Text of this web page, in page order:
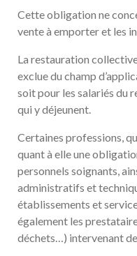
Cette obligation ne
vente à emporter et les
La restauration
exclue du champ
soit pour les salariés du
qui y déjeunent.
Certaines professions,
quant à elle une
personnels soignants,
administratifs et
établissements et
également les
déchets…) intervenant